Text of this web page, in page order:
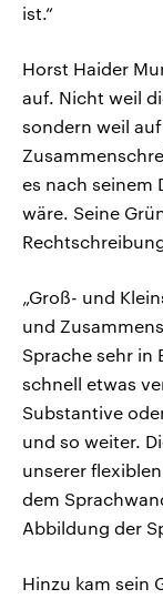
ist.“
Horst Haider
auf. Nicht weil
sondern weil
es nach seinem
wäre. Seine
„Groß- und
und
Sprache sehr in
schnell etwas
Substantive
und so weiter.
unserer
dem
Abbildung der
Hinzu kam sein